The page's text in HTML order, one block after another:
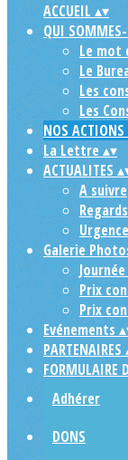
ACCUEIL▴▾
QUI
Le mot
Le
Les
Les
NOS ACTIONS
La Lettre▴▾
ACTUALITES▴
A suivre
Galerie
Prix
Prix
Evénements▴
PARTENAIRES
FORMULAIRE
Adhérer
DONS